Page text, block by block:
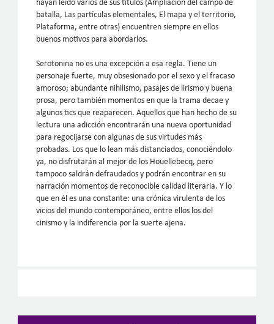
hayan leído varios de sus títulos (Ampliación del campo de
batalla, Las partículas elementales, El mapa y el territorio,
Plataforma, entre otras) encuentren siempre en ellos
buenos motivos para abordarlos.
Serotonina no es una excepción a esa regla. Tiene un
personaje fuerte, muy obsesionado por el sexo y el fracaso
amoroso; abundante nihilismo, pasajes de lirismo y buena
prosa, pero también momentos en que la trama decae y
algunos tics que reaparecen. Aquellos que han hecho de su
lectura una adicción encontrarán una nueva oportunidad
para regocijarse con algunas de sus virtudes más
probadas. Los que lo lean más distanciados, conociéndolo
ya, no disfrutarán al mejor de los Houellebecq, pero
tampoco saldrán defraudados y podrán encontrar en su
narración momentos de reconocible calidad literaria. Y lo
que en él es una constante: una crónica virulenta de los
vicios del mundo contemporáneo, entre ellos los del
cinismo y la indiferencia por la suerte ajena.